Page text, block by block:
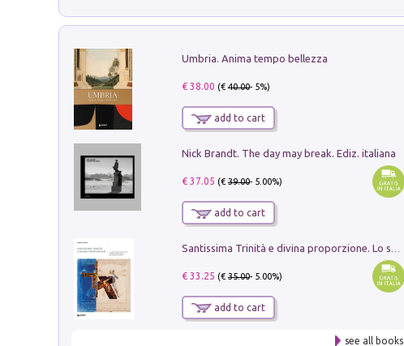
Umbria. Anima tempo bellezza
€ 38.00 (€40.00- 5%)
add to cart
Nick Brandt. The day may break. Ediz. italiana
€ 37.05 (€39.00- 5.00%)
add to cart
€ 33.25 (€35.00- 5.00%)
add to cart
see all books